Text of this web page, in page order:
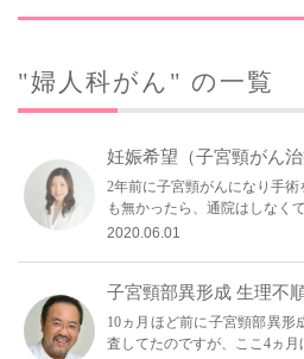
"婦人科がん" の一覧
妊娠希望（子宮頸がん治
2年前に子宮頸がんになり手
も無かったら、通院はしなく
2020.06.01
子宮頸部異形成 生理不
10ヵ月ほど前に子宮頸部異形
査してたのですが、ここ4ヵ